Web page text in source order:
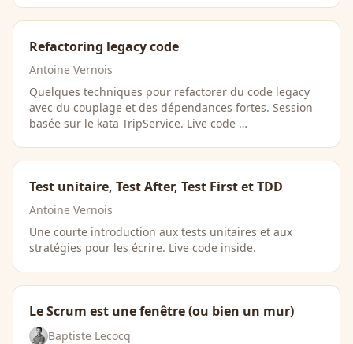
Refactoring legacy code
Antoine Vernois
Quelques techniques pour refactorer du code legacy
avec du couplage et des dépendances fortes. Session
basée sur le kata TripService. Live code …
Test unitaire, Test After, Test First et TDD
Antoine Vernois
Une courte introduction aux tests unitaires et aux
stratégies pour les écrire. Live code inside.
Le Scrum est une fenêtre (ou bien un mur)
Baptiste Lecocq